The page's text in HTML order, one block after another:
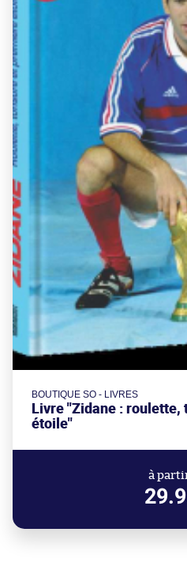
BOUTIQUE SO - LIVRES
Livre "Zidane :
étoile"
à